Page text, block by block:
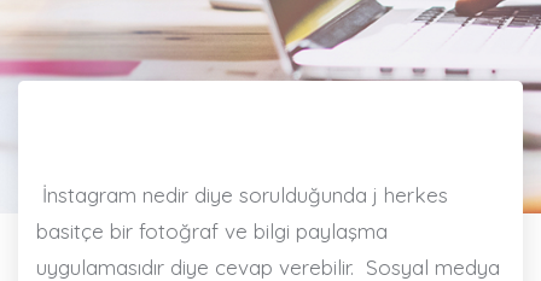
İnstagram nedir diye sorulduğunda j herkes
basitçe bir fotoğraf ve bilgi paylaşma
uygulamasıdır diye cevap verebilir. Sosyal medya